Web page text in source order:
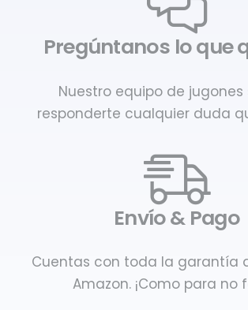
Pregúntanos lo que
Nuestro equipo de jugones
responderte cualquier duda
Envío & Pago
Cuentas con toda la garantía
Amazon. ¡Como para no